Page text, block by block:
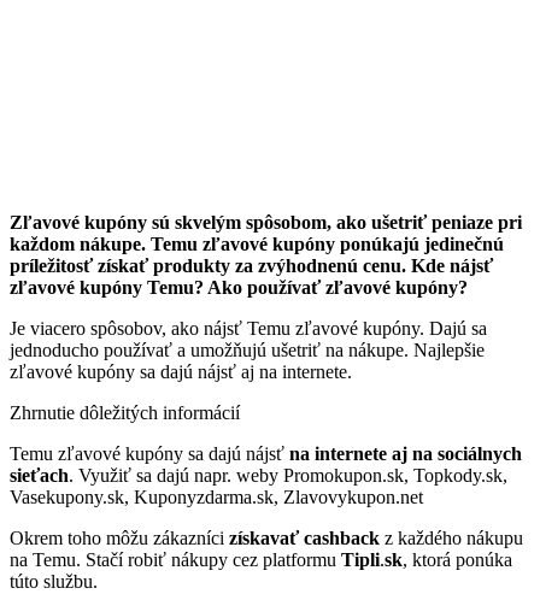
Zľavové kupóny sú skvelým spôsobom, ako ušetriť peniaze pri
každom nákupe. Temu zľavové kupóny ponúkajú jedinečnú
príležitosť získať produkty za zvýhodnenú cenu. Kde nájsť
zľavové kupóny Temu? Ako používať zľavové kupóny?
Je viacero spôsobov, ako nájsť Temu zľavové kupóny. Dajú sa
jednoducho používať a umožňujú ušetriť na nákupe. Najlepšie
zľavové kupóny sa dajú nájsť aj na internete.
Zhrnutie dôležitých informácií
Temu zľavové kupóny sa dajú nájsť na internete aj na sociálnych
sieťach. Využiť sa dajú napr. weby Promokupon.sk, Topkody.sk,
Vasekupony.sk, Kuponyzdarma.sk, Zlavovykupon.net
Okrem toho môžu zákazníci získavať cashback z každého nákupu
na Temu. Stačí robiť nákupy cez platformu Tipli.sk, ktorá ponúka
túto službu.